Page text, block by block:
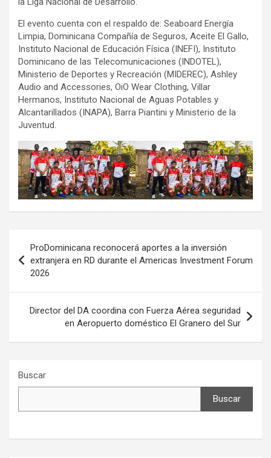
El evento cuenta con el respaldo de: Seaboard Energía
Limpia, Dominicana Compañía de Seguros, Aceite El Gallo,
Instituto Nacional de Educación Física (INEFI), Instituto
Dominicano de las Telecomunicaciones (INDOTEL),
Ministerio de Deportes y Recreación (MIDEREC), Ashley
Audio and Accessories, OiO Wear Clothing, Villar
Hermanos, Instituto Nacional de Aguas Potables y
Alcantarillados (INAPA), Barra Piantini y Ministerio de la
Juventud.
de
entradas
ProDominicana reconocerá aportes a la inversión
extranjera en RD durante el Americas Investment Forum
2026
Director del DA coordina con Fuerza Aérea seguridad
en Aeropuerto doméstico El Granero del Sur
Buscar
Buscar